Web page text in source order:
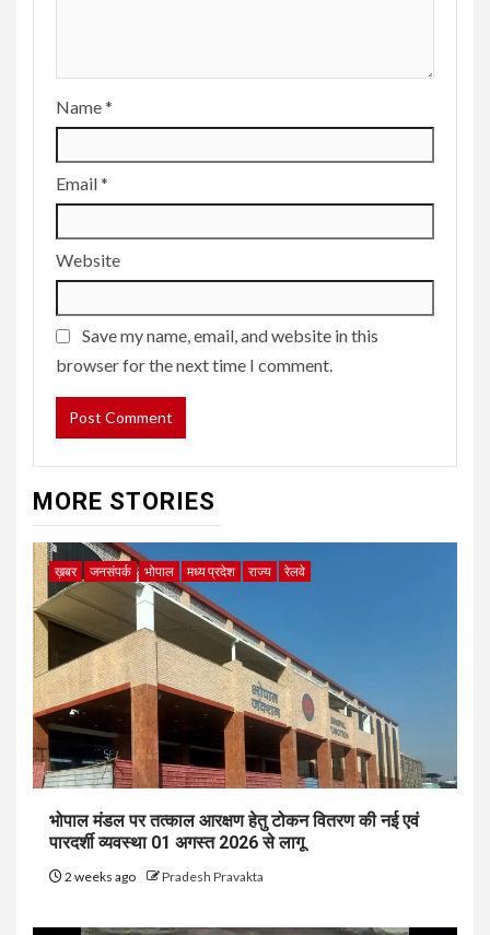
Name*
Email*
Website
Save my name, email, and website in this
browser for the next time I comment.
MORE STORIES
ख़बर जनसंपर्क भोपाल मध्य प्रदेश राज्य रेलवे
भोपाल मंडल पर तत्काल आरक्षण हेतु टोकन वितरण की नई एवं
पारदर्शी व्यवस्था 01 अगस्त 2026 से लागू
2 weeks ago Pradesh Pravakta